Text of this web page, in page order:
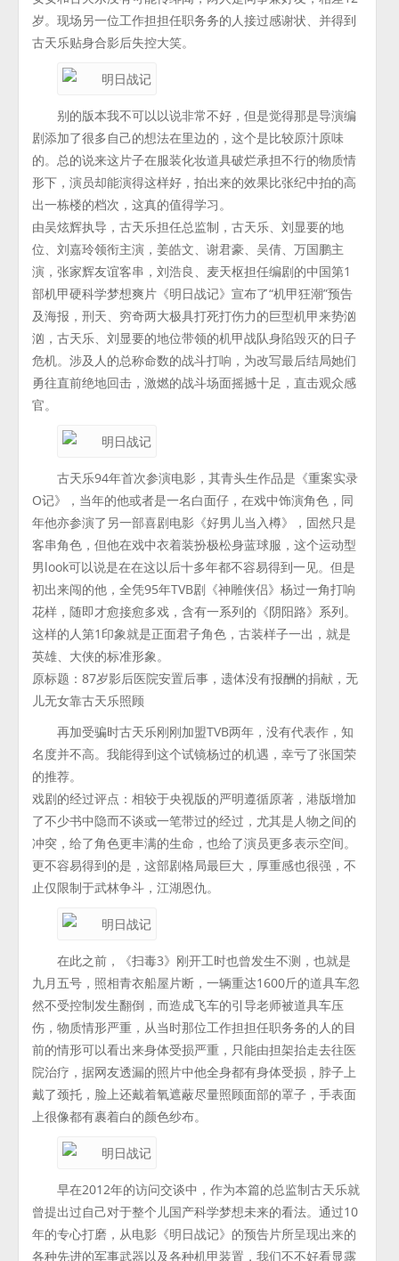
岁。现场另一位工作担担任职务务的人接过感谢状、并得到
古天乐贴身合影后失控大笑。
别的版本我不可以以说非常不好，但是觉得那是导演编
剧添加了很多自己的想法在里边的，这个是比较原汁原味
的。总的说来这片子在服装化妆道具破烂承担不行的物质情
形下，演员却能演得这样好，拍出来的效果比张纪中拍的高
出一栋楼的档次，这真的值得学习。
由吴炫辉执导，古天乐担任总监制，古天乐、刘显要的地
位、刘嘉玲领衔主演，姜皓文、谢君豪、吴倩、万国鹏主
演，张家辉友谊客串，刘浩良、麦天枢担任编剧的中国第1
部机甲硬科学梦想爽片《明日战记》宣布了“机甲狂潮”预告
及海报，刑天、穷奇两大极具打死打伤力的巨型机甲来势汹
汹，古天乐、刘显要的地位带领的机甲战队身陷毁灭的日子
危机。涉及人的总称命数的战斗打响，为改写最后结局她们
勇往直前绝地回击，激燃的战斗场面摇撼十足，直击观众感
官。
古天乐94年首次参演电影，其青头生作品是《重案实录
O记》，当年的他或者是一名白面仔，在戏中饰演角色，同
年他亦参演了另一部喜剧电影《好男儿当入樽》，固然只是
客串角色，但他在戏中衣着装扮极松身蓝球服，这个运动型
男look可以说是在在这以后十多年都不容易得到一见。但是
初出来闯的他，全凭95年TVB剧《神雕侠侣》杨过一角打响
花样，随即才愈接愈多戏，含有一系列的《阴阳路》系列。
这样的人第1印象就是正面君子角色，古装样子一出，就是
英雄、大侠的标准形象。
原标题：87岁影后医院安置后事，遗体没有报酬的捐献，无
儿无女靠古天乐照顾
再加受骗时古天乐刚刚加盟TVB两年，没有代表作，知
名度并不高。我能得到这个试镜杨过的机遇，幸亏了张国荣
的推荐。
戏剧的经过评点：相较于央视版的严明遵循原著，港版增加
了不少书中隐而不谈或一笔带过的经过，尤其是人物之间的
冲突，给了角色更丰满的生命，也给了演员更多表示空间。
更不容易得到的是，这部剧格局最巨大，厚重感也很强，不
止仅限制于武林争斗，江湖恩仇。
在此之前，《扫毒3》刚开工时也曾发生不测，也就是
九月五号，照相青衣船屋片断，一辆重达1600斤的道具车忽
然不受控制发生翻倒，而造成飞车的引导老师被道具车压
伤，物质情形严重，从当时那位工作担担任职务务的人的目
前的情形可以看出来身体受损严重，只能由担架抬走去往医
院治疗，据网友透漏的照片中他全身都有身体受损，脖子上
戴了颈托，脸上还戴着氧遮蔽尽量照顾面部的罩子，手表面
上很像都有裹着白的颜色纱布。
早在2012年的访问交谈中，作为本篇的总监制古天乐就
曾提出过自己对于整个儿国产科学梦想未来的看法。通过10
年的专心打磨，从电影《明日战记》的预告片所呈现出来的
各种先进的军事武器以及各种机甲装置，我们不不好看显露